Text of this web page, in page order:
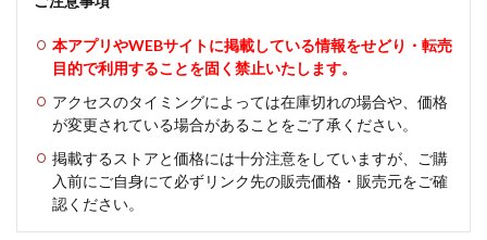
本アプリやWEBサイトに掲載している情報をせどり・転売
目的で利用することを固く禁止いたします。
アクセスのタイミングによっては在庫切れの場合や、価格
が変更されている場合があることをご了承ください。
掲載するストアと価格には十分注意をしていますが、ご購
入前にご自身にて必ずリンク先の販売価格・販売元をご確
認ください。